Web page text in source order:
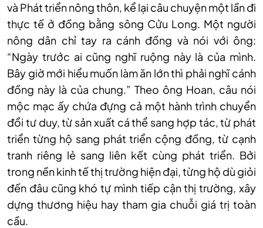
và Phát triển nông thôn, kể lại câu chuyện một lần đi
thực tế ở đồng bằng sông Cửu Long. Một người
nông dân chỉ tay ra cánh đồng và nói với ông:
“Ngày trước ai cũng nghĩ ruộng này là của mình.
Bây giờ mới hiểu muốn làm ăn lớn thì phải nghĩ cánh
đồng này là của chung.” Theo ông Hoan, câu nói
mộc mạc ấy chứa đựng cả một hành trình chuyển
đổi tư duy, từ sản xuất cá thể sang hợp tác, từ phát
triển từng hộ sang phát triển cộng đồng, từ cạnh
tranh riêng lẻ sang liên kết cùng phát triển. Bởi
trong nền kinh tế thị trường hiện đại, từng hộ dù giỏi
đến đâu cũng khó tự mình tiếp cận thị trường, xây
dựng thương hiệu hay tham gia chuỗi giá trị toàn
cầu.